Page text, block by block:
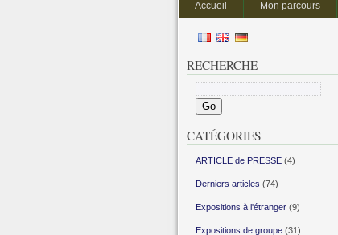
Accueil Mon parcours
RECHERCHE
CATÉGORIES
ARTICLE de PRESSE(4)
Derniers articles (74)
Expositions à l'étranger(9)
Expositions de groupe(31)